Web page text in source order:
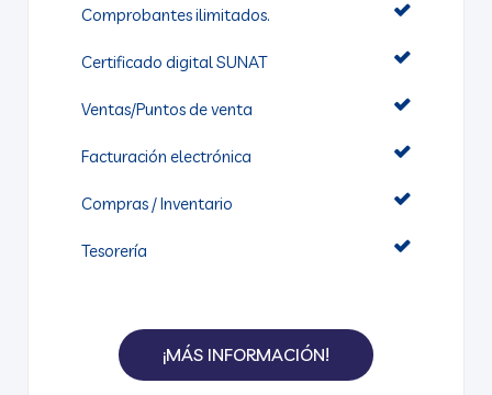
Comprobantes ilimitados.
Certificado digital SUNAT
Ventas/Puntos de venta
Facturación electrónica
Compras / Inventario
Tesorería
¡MÁS INFORMACIÓN!